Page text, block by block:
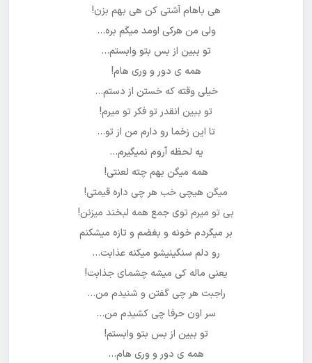
هی باهام آشتی کن هی بهم بزن!
ولی من هرکی اومد میگم بره…
تو ببین از بس بتو وابستم…
همه ی دور و وری هام!
خیلی وقته که خستن از دستم…
تو ببین انقدر تو فکر تو میرم!
تا این زخما رو دارم من از تو…
یه لحظه آروم نمیگیرم…
همه میگن بهم چته لعنتی!
میگن هیچی خب هر چی داره قیمتی!
بی تو میرم توی جمع همه لبخند میزنن!
بر میگردم خونه و بغضم و تازه میشکنم
رو دلم سنگینیشو میکنه عذابت…
یعنی ماله کی میشه چشمای جذابت!
راجبت هر چی گفتن و شنیدم من…
سر اون حرفا چی کشیدم من…
تو ببین از بس بتو وابستم!
همه ی دور و وری هام…